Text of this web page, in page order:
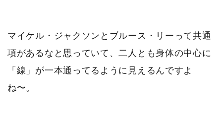
マイケル・ジャクソンとブルース・リーって共通
項があるなと思っていて、二人とも身体の中心に
「線」が一本通ってるように見えるんですよ
ね〜。